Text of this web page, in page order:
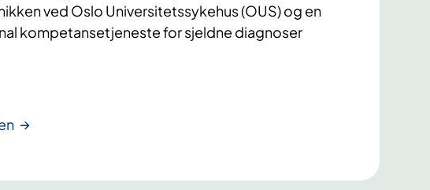
ved Oslo Universitetssykehus (OUS) og en
kompetansetjeneste for sjeldne diagnoser